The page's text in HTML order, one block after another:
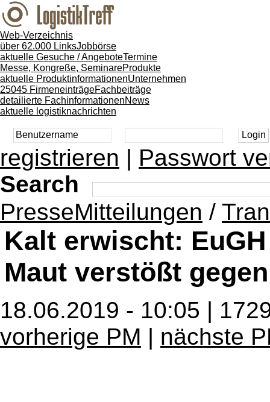
Web-Verzeichnis
über 62.000 LinksJobbörse
aktuelle Gesuche / AngeboteTermine
Messe, Kongreße, SeminareProdukte
aktuelle ProduktinformationenUnternehmen
25045 FirmeneinträgeFachbeiträge
detailierte FachinformationenNews
aktuelle logistiknachrichten
registrieren | Passwort
Search
PresseMitteilungen /
Kalt erwischt:
Maut verstößt
18.06.2019 - 10:05 |
vorherige PM | nächste